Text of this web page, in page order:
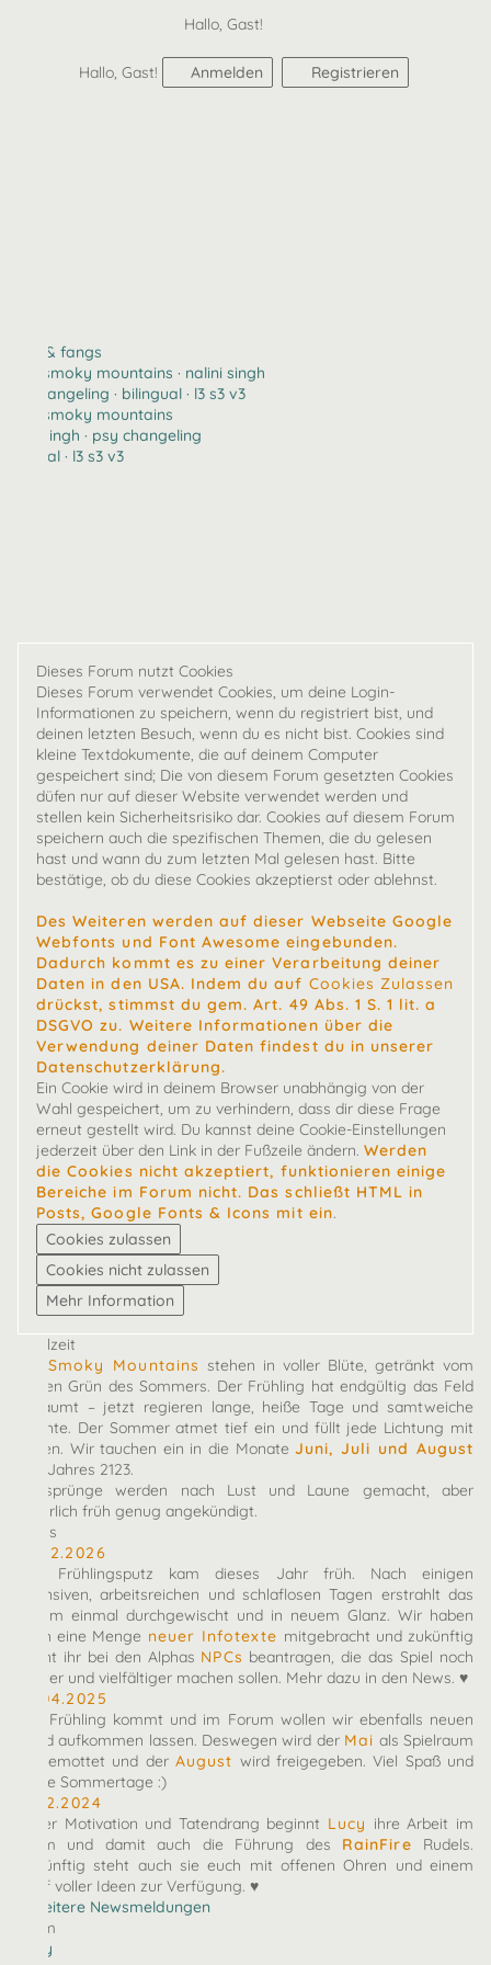
Hallo, Gast!
Hallo, Gast! Anmelden Registrieren
claws & fangs
2123 · smoky mountains · nalini singh
psy changeling · bilingual · l3 s3 v3
2123 · smoky mountains
nalini singh · psy changeling
bilingual · l3 s3 v3
Dieses Forum nutzt Cookies
Dieses Forum verwendet Cookies, um deine Login-
Informationen zu speichern, wenn du registriert bist, und
deinen letzten Besuch, wenn du es nicht bist. Cookies sind
kleine Textdokumente, die auf deinem Computer
gespeichert sind; Die von diesem Forum gesetzten Cookies
düfen nur auf dieser Website verwendet werden und
stellen kein Sicherheitsrisiko dar. Cookies auf diesem Forum
speichern auch die spezifischen Themen, die du gelesen
hast und wann du zum letzten Mal gelesen hast. Bitte
bestätige, ob du diese Cookies akzeptierst oder ablehnst.
Des Weiteren werden auf dieser Webseite Google
Webfonts und Font Awesome eingebunden.
Dadurch kommt es zu einer Verarbeitung deiner
Daten in den USA. Indem du auf Cookies Zulassen
drückst, stimmst du gem. Art. 49 Abs. 1 S. 1 lit. a
DSGVO zu. Weitere Informationen über die
Verwendung deiner Daten findest du in unserer
Datenschutzerklärung.
Ein Cookie wird in deinem Browser unabhängig von der
Wahl gespeichert, um zu verhindern, dass dir diese Frage
erneut gestellt wird. Du kannst deine Cookie-Einstellungen
jederzeit über den Link in der Fußzeile ändern. Werden
die Cookies nicht akzeptiert, funktionieren einige
Bereiche im Forum nicht. Das schließt HTML in
Posts, Google Fonts & Icons mit ein.
Spielzeit
DieSmoky Mountains stehen in voller Blüte, getränkt vom
satten Grün des Sommers. Der Frühling hat endgültig das Feld
geräumt – jetzt regieren lange, heiße Tage und samtweiche
Nächte. Der Sommer atmet tief ein und füllt jede Lichtung mit
Leben. Wir tauchen ein in die MonateJuni, Juli und August
des Jahres 2123.
Zeitsprünge werden nach Lust und Laune gemacht, aber
natürlich früh genug angekündigt.
News
10.02.2026
Der Frühlingsputz kam dieses Jahr früh. Nach einigen
intensiven, arbeitsreichen und schlaflosen Tagen erstrahlt das
Forum einmal durchgewischt und in neuem Glanz. Wir haben
euch eine Menge neuer Infotexte mitgebracht und zukünftig
könnt ihr bei den Alphas NPCs beantragen, die das Spiel noch
bunter und vielfältiger machen sollen. Mehr dazu in den News. ♥
27.04.2025
Der Frühling kommt und im Forum wollen wir ebenfalls neuen
Wind aufkommen lassen. Deswegen wird der Mai als Spielraum
eingemottet und derAugust wird freigegeben. Viel Spaß und
heiße Sommertage :)
07.12.2024
Voller Motivation und Tatendrang beginnt Lucy ihre Arbeit im
Team und damit auch die Führung des RainFire Rudels.
Zukünftig steht auch sie euch mit offenen Ohren und einem
Kopf voller Ideen zur Verfügung. ♥
» Weitere Newsmeldungen
Team
arby